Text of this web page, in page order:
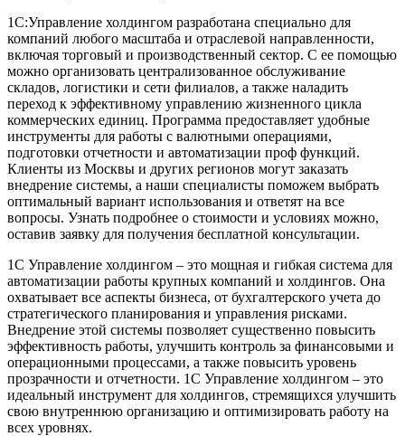
1С:Управление холдингом разработана специально для
компаний любого масштаба и отраслевой направленности,
включая торговый и производственный сектор. С ее помощью
можно организовать централизованное обслуживание
складов, логистики и сети филиалов, а также наладить
переход к эффективному управлению жизненного цикла
коммерческих единиц. Программа предоставляет удобные
инструменты для работы с валютными операциями,
подготовки отчетности и автоматизации проф функций.
Клиенты из Москвы и других регионов могут заказать
внедрение системы, а наши специалисты поможем выбрать
оптимальный вариант использования и ответят на все
вопросы. Узнать подробнее о стоимости и условиях можно,
оставив заявку для получения бесплатной консультации.
1С Управление холдингом – это мощная и гибкая система для
автоматизации работы крупных компаний и холдингов. Она
охватывает все аспекты бизнеса, от бухгалтерского учета до
стратегического планирования и управления рисками.
Внедрение этой системы позволяет существенно повысить
эффективность работы, улучшить контроль за финансовыми и
операционными процессами, а также повысить уровень
прозрачности и отчетности. 1С Управление холдингом – это
идеальный инструмент для холдингов, стремящихся улучшить
свою внутреннюю организацию и оптимизировать работу на
всех уровнях.